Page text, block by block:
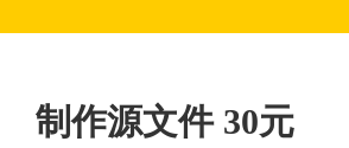
制作源文件 30元